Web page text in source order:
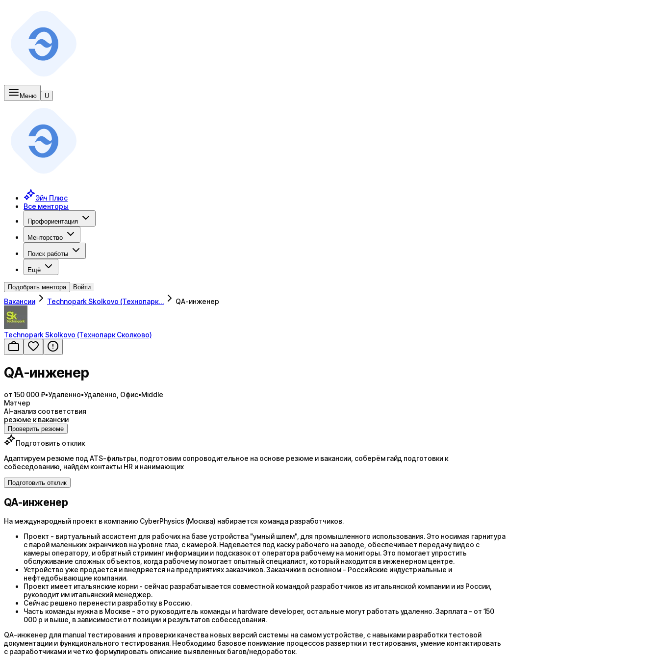
Меню U
Эйч Плюс
Все менторы
Профориентация
Менторство
Поиск работы
Ещё
Подобрать ментора Войти
Вакансии Technopark Skolkovo (Технопарк… QA-инженер
Technopark Skolkovo (Технопарк Сколково)
QA-инженер
от 150 000 ₽•Удалённо•Удалённо, Офис•Middle
Мэтчер
AI-анализ соответствия
резюме к вакансии
Проверить резюме
Подготовить отклик
Адаптируем резюме под ATS-фильтры, подготовим сопроводительное на основе резюме и вакансии, соберём гайд подготовки к
собеседованию, найдём контакты HR и нанимающих
Подготовить отклик
QA-инженер
На международный проект в компанию CyberPhysics (Москва) набирается команда разработчиков.
Проект - виртуальный ассистент для рабочих на базе устройства "умный шлем", для промышленного использования. Это носимая гарнитура
с парой маленьких экранчиков на уровне глаз, с камерой. Надевается под каску рабочего на заводе, обеспечивает передачу видео с
камеры оператору, и обратный стриминг информации и подсказок от оператора рабочему на мониторы. Это помогает упростить
обслуживание сложных объектов, когда рабочему помогает опытный специалист, который находится в инженерном центре.
Устройство уже продается и внедряется на предприятиях заказчиков. Заказчики в основном - Российские индустриальные и
нефтедобывающие компании.
Проект имеет итальянские корни - сейчас разрабатывается совместной командой разработчиков из итальянской компании и из России,
руководит им итальянский менеджер.
Сейчас решено перенести разработку в Россию.
Часть команды нужна в Москве - это руководитель команды и hardware developer, остальные могут работать удаленно. Зарплата - от 150
000 р и выше, в зависимости от позиции и результатов собеседования.
QA-инженер для manual тестирования и проверки качества новых версий системы на самом устройстве, с навыками разработки тестовой
документации и функционального тестирования. Необходимо базовое понимание процессов развертки и тестирования, умение контактировать
с разработчиками и четко формулировать описание выявленных багов/недоработок.